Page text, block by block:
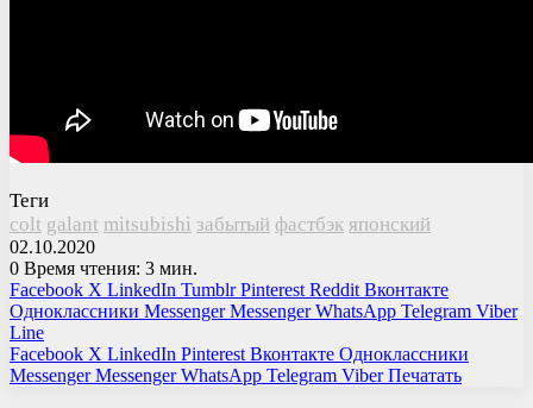
Теги
colt galant mitsubishi забытый фастбэк японский
02.10.2020
0 Время чтения: 3 мин.
Facebook X LinkedIn Tumblr Pinterest Reddit Вконтакте
Одноклассники Messenger Messenger WhatsApp Telegram Viber
Line
Facebook X LinkedIn Pinterest Вконтакте Одноклассники
Messenger Messenger WhatsApp Telegram Viber Печатать